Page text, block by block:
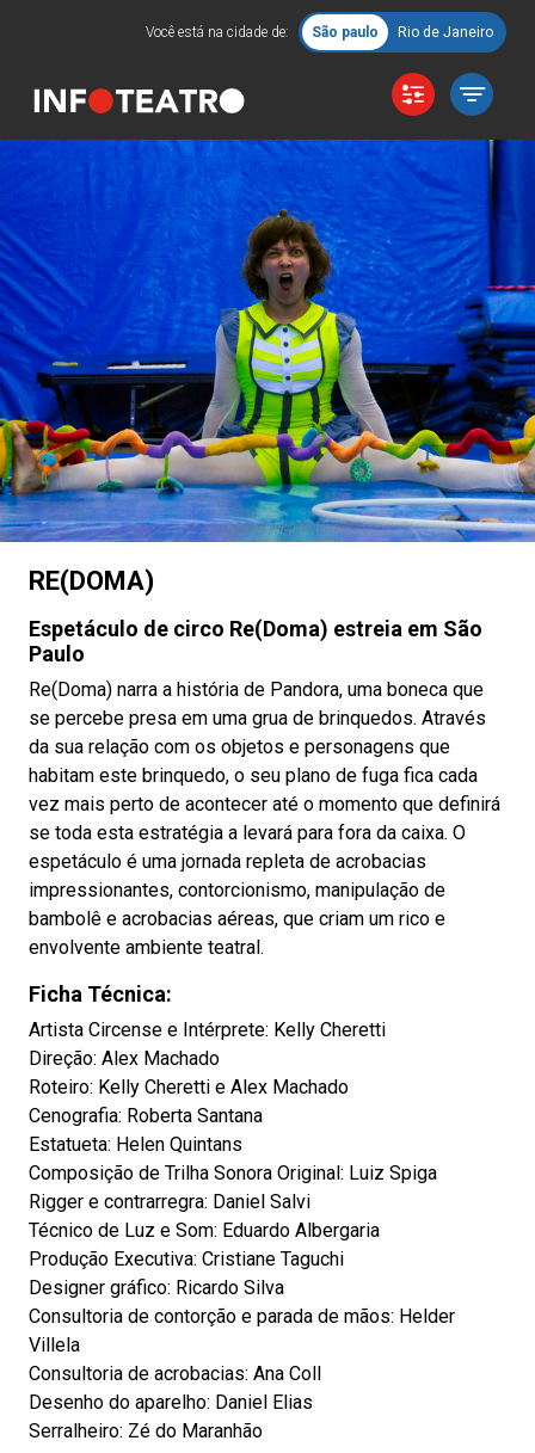
Você está na cidade de: São paulo Rio de Janeiro
RE(DOMA)
Espetáculo de circo Re(Doma) estreia em São
Paulo
Re(Doma) narra a história de Pandora, uma boneca que
se percebe presa em uma grua de brinquedos. Através
da sua relação com os objetos e personagens que
habitam este brinquedo, o seu plano de fuga fica cada
vez mais perto de acontecer até o momento que definirá
se toda esta estratégia a levará para fora da caixa. O
espetáculo é uma jornada repleta de acrobacias
impressionantes, contorcionismo, manipulação de
bambolê e acrobacias aéreas, que criam um rico e
envolvente ambiente teatral.
Ficha Técnica:
Artista Circense e Intérprete: Kelly Cheretti
Direção: Alex Machado
Roteiro: Kelly Cheretti e Alex Machado
Cenografia: Roberta Santana
Estatueta: Helen Quintans
Composição de Trilha Sonora Original: Luiz Spiga
Rigger e contrarregra: Daniel Salvi
Técnico de Luz e Som: Eduardo Albergaria
Produção Executiva: Cristiane Taguchi
Designer gráfico: Ricardo Silva
Consultoria de contorção e parada de mãos: Helder
Villela
Consultoria de acrobacias: Ana Coll
Desenho do aparelho: Daniel Elias
Serralheiro: Zé do Maranhão